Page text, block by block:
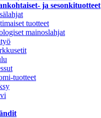
ja sesonkituotteet
tuotteet
mainoslahjat
tuotteet